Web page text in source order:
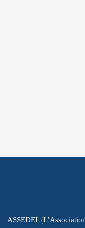
ASSEDEL